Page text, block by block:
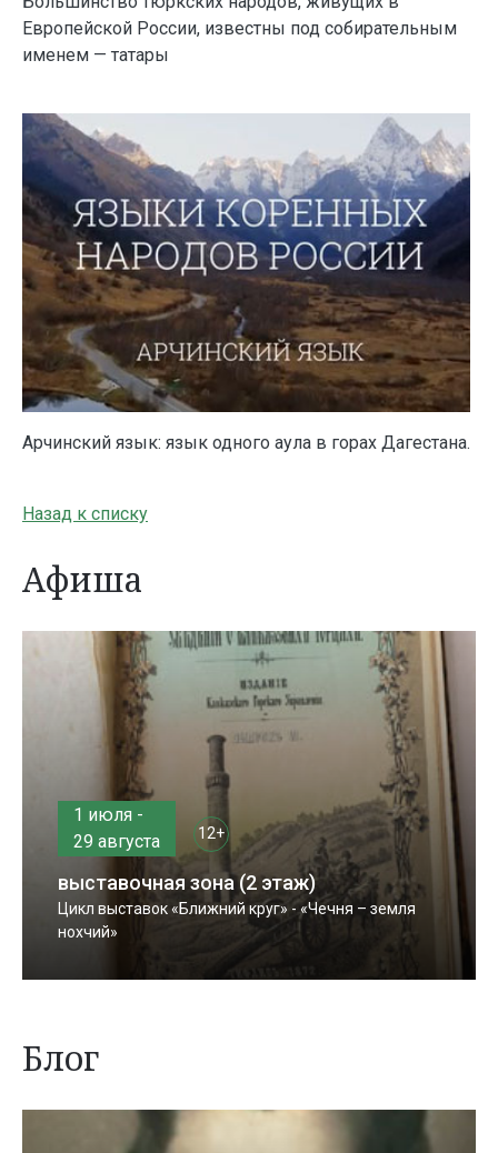
Европейской России, известны под собирательным
именем — татары
Арчинский язык: язык одного аула в горах Дагестана.
Назад к списку
Афиша
1 июля -
29 августа
12+
выставочная зона (2 этаж)
Цикл выставок «Ближний круг» - «Чечня – земля
нохчий»
Блог